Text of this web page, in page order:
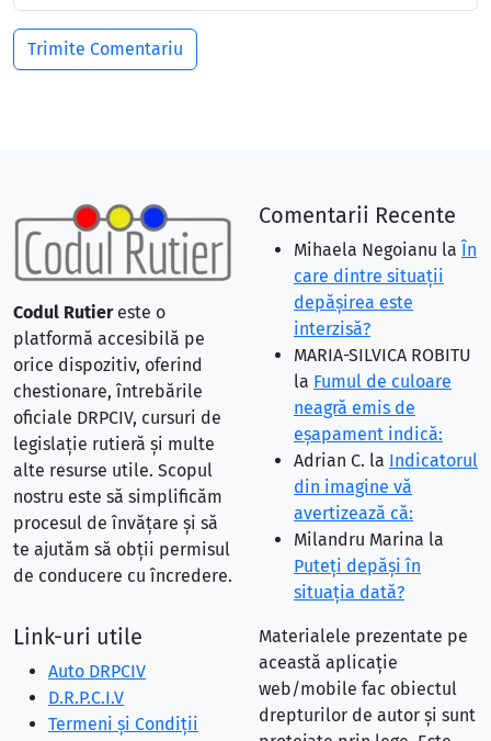
Codul Rutiereste o
platformă accesibilă pe
orice dispozitiv, oferind
chestionare, întrebările
oficiale DRPCIV, cursuri de
legislație rutieră și multe
alte resurse utile. Scopul
nostru este să simplificăm
procesul de învățare și să
te ajutăm să obții permisul
de conducere cu încredere.
Comentarii Recente
Mihaela Negoianu la În
care dintre situaţii
depăşirea este
interzisă?
MARIA-SILVICA ROBITU
la Fumul de culoare
neagră emis de
eşapament indică:
Adrian C. la Indicatorul
din imagine vă
avertizează că:
Milandru Marina la
Puteţi depăşi în
situaţia dată?
Link-uri utile
Auto DRPCIV
D.R.P.C.I.V
Termeni și Condiții
Materialele prezentate pe
această aplicație
web/mobile fac obiectul
drepturilor de autor și sunt